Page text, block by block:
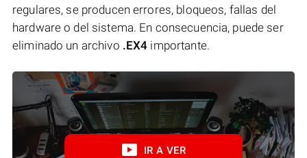
regulares, se producen errores, bloqueos, fallas del
hardware o del sistema. En consecuencia, puede ser
eliminado un archivo .EX4 importante.
IR A VER